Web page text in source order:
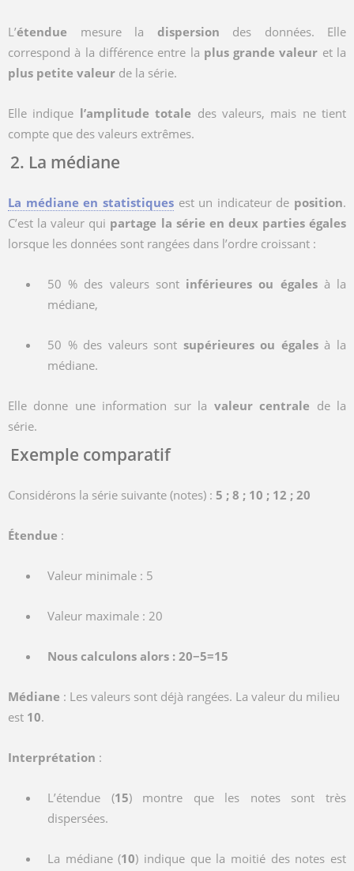
L’étendue mesure la dispersion des données. Elle
correspond à la différence entre la plus grande valeur et la
plus petite valeur de la série.
Elle indique l’amplitude totale des valeurs, mais ne tient
compte que des valeurs extrêmes.
2. La médiane
La médiane en statistiquesest un indicateur de position.
C’est la valeur qui partage la série en deux parties égales
lorsque les données sont rangées dans l’ordre croissant :
50 % des valeurs sont inférieures ou égalesà la
médiane,
50 % des valeurs sont supérieures ou égalesà la
médiane.
Elle donne une information sur la valeur centrale de la
série.
Exemple comparatif
Considérons la série suivante (notes) : 5 ; 8 ; 10 ; 12 ; 20
Étendue :
Valeur minimale : 5
Valeur maximale : 20
Nous calculons alors : 20−5=15
Médiane : Les valeurs sont déjà rangées. La valeur du milieu
est 10.
Interprétation :
L’étendue (15) montre que les notes sont très
dispersées.
La médiane (10) indique que la moitié des notes est